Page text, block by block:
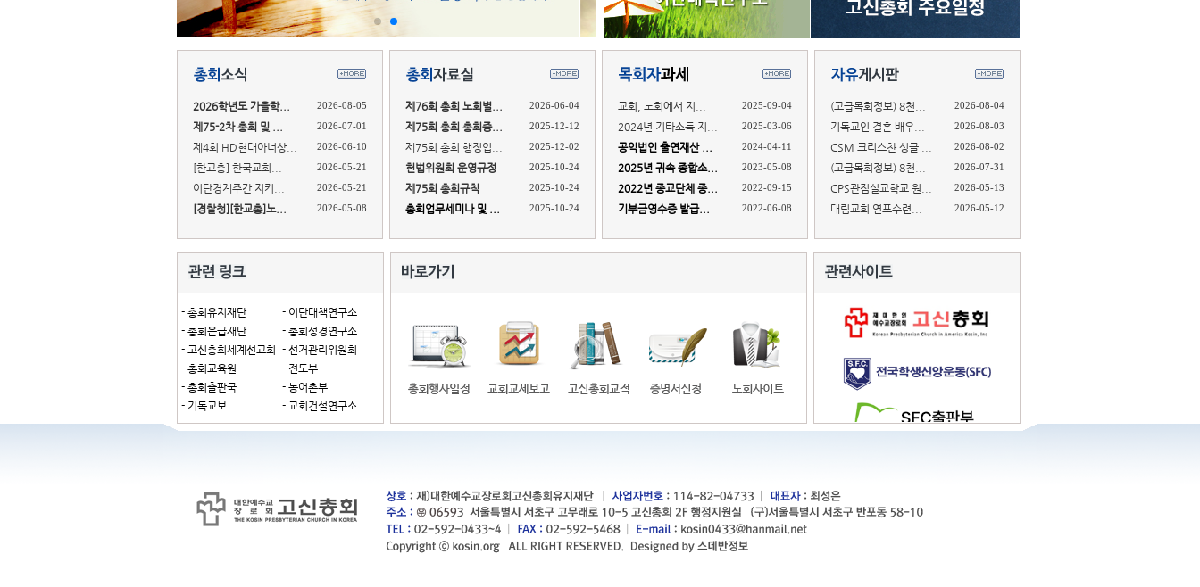
2026학년도 가을학... 2026-08-05
제75-2차 총회 및 ... 2026-07-01
제4회 HD현대아너상... 2026-06-10
[한교총] 한국교회... 2026-05-21
이단경계주간 지키... 2026-05-21
[경찰청][한교총]노... 2026-05-08
제76회 총회 노회별... 2026-06-04
제75회 총회 총회중... 2025-12-12
제75회 총회 행정업... 2025-12-02
헌법위원회 운영규정 2025-10-24
제75회 총회규칙 2025-10-24
총회업무세미나 및 ... 2025-10-24
교회, 노회에서 지... 2025-09-04
2024년 기타소득 지... 2025-03-06
공익법인 출연재산 ... 2024-04-11
2025년 귀속 종합소... 2023-05-08
2022년 종교단체 종... 2022-09-15
기부금영수증 발급... 2022-06-08
(고급목회정보) 8천... 2026-08-04
기독교인 결혼 배우... 2026-08-03
CSM 크리스챤 싱글 ... 2026-08-02
(고급목회정보) 8천... 2026-07-31
CPS관점설교학교 원... 2026-05-13
대림교회 연포수련... 2026-05-12
- 총회유지재단
- 총회은급재단
- 고신총회세계선교회
- 총회교육원
- 총회출판국
- 기독교보
- 이단대책연구소
- 총회성경연구소
- 선거관리위원회
- 전도부
- 농어촌부
- 교회건설연구소